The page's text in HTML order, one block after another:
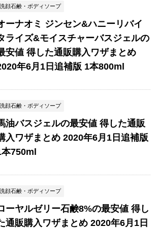
洗顔石鹸・ボディソープ
ーナオミ ジンセン&ハニーリバイ
ライズ&モイスチャーバスジェルの
安値 得した通販購入ワザまとめ
年6月1日追補版 1本800ml
洗顔石鹸・ボディソープ
油バスジェルの最安値 得した通販
入ワザまとめ 2020年6月1日追補版
本750ml
洗顔石鹸・ボディソープ
ーヤルゼリー石鹸8%の最安値 得し
通販購入ワザまとめ 2020年6月1日